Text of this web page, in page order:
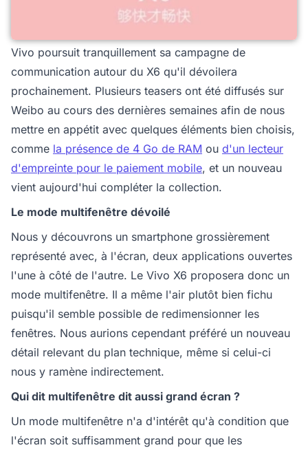
Vivo poursuit tranquillement sa campagne de
communication autour du X6 qu'il dévoilera
prochainement. Plusieurs teasers ont été diffusés sur
Weibo au cours des dernières semaines afin de nous
mettre en appétit avec quelques éléments bien choisis,
comme la présence de 4 Go de RAM ou d'un lecteur
d'empreinte pour le paiement mobile, et un nouveau
vient aujourd'hui compléter la collection.
Le mode multifenêtre dévoilé
Nous y découvrons un smartphone grossièrement
représenté avec, à l'écran, deux applications ouvertes
l'une à côté de l'autre. Le Vivo X6 proposera donc un
mode multifenêtre. Il a même l'air plutôt bien fichu
puisqu'il semble possible de redimensionner les
fenêtres. Nous aurions cependant préféré un nouveau
détail relevant du plan technique, même si celui-ci
nous y ramène indirectement.
Qui dit multifenêtre dit aussi grand écran ?
Un mode multifenêtre n'a d'intérêt qu'à condition que
l'écran soit suffisamment grand pour que les